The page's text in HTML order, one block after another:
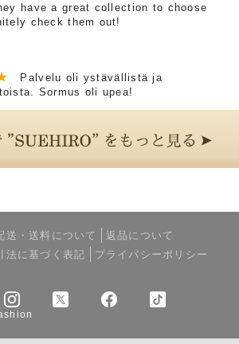
have a great collection to choose
check them out!
Palvelu oli ystävällistä ja
Sormus oli upea!
送・送料について
返品について
法に基づく表記 プライバシーポリシー